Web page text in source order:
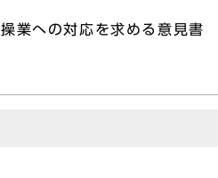
業への対応を求める意見書